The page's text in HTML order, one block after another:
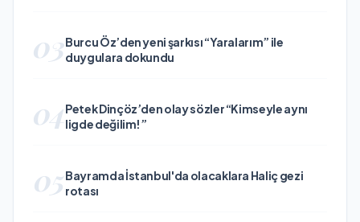
03Burcu Öz’den yeni şarkısı “Yaralarım” ile
duygulara dokundu
04Petek Dinçöz’den olay sözler “Kimseyle aynı
ligde değilim!”
05Bayramda İstanbul'da olacaklara Haliç gezi
rotası